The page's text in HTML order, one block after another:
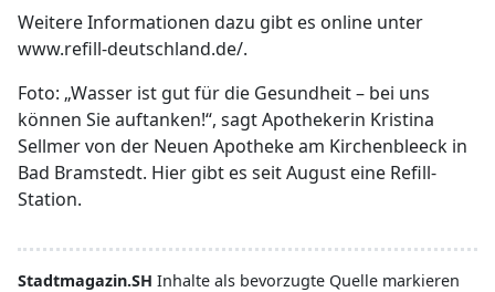
Weitere Informationen dazu gibt es online unter
www.refill-deutschland.de/.
Foto: „Wasser ist gut für die Gesundheit – bei uns
können Sie auftanken!“, sagt Apothekerin Kristina
Sellmer von der Neuen Apotheke am Kirchenbleeck in
Bad Bramstedt. Hier gibt es seit August eine Refill-
Station.
Stadtmagazin.SH Inhalte als bevorzugte Quelle markieren